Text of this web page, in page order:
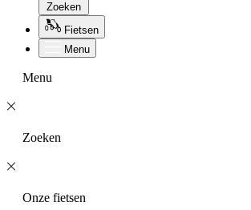
Zoeken
Fietsen
Menu
Menu
Zoeken
Onze fietsen